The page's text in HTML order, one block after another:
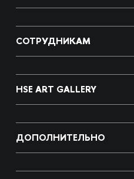
СОТРУДНИКАМ
HSE ART GALLERY
ДОПОЛНИТЕЛЬНО